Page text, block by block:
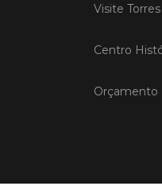
Visite
Centro
Orçamento